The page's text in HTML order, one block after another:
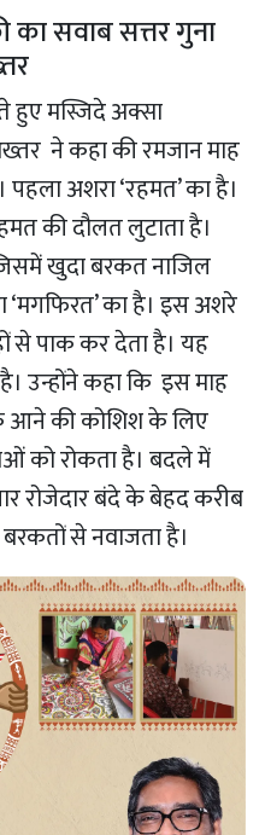
सवाब सत्तर गुना
हुए मस्जिदे अक्सा
ने कहा की रमजान माह
अशरा ‘रहमत’ का है।
की दौलत लुटाता है।
खुदा बरकत नाजिल
का है। इस अशरे
से पाक कर देता है। यह
उन्होंने कहा कि इस माह
आने की कोशिश के लिए
को रोकता है। बदले में
रोजेदार बंदे के बेहद करीब
से नवाजता है।